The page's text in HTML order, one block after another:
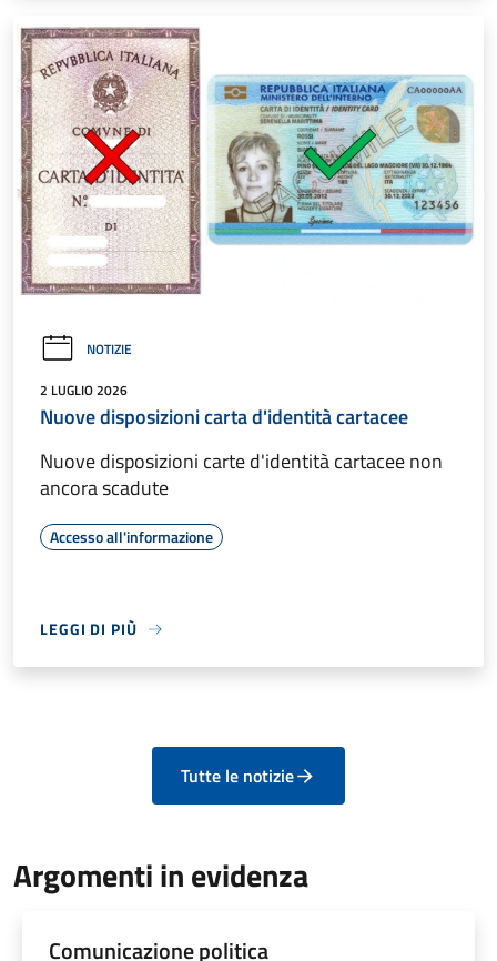
NOTIZIE
2 LUGLIO 2026
Nuove disposizioni carta d'identità cartacee
Nuove disposizioni carte d'identità cartacee non
ancora scadute
Accesso all'informazione
LEGGI DI PIÙ
Tutte le notizie
Argomenti in evidenza
Comunicazione politica